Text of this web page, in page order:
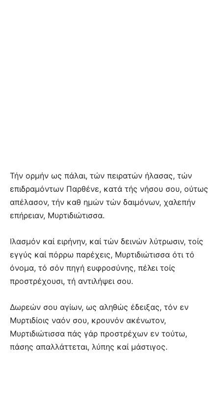
Τήν ορμήν ως πάλαι, τών πειρατών ήλασας, τών
επιδραμόντων Παρθένε, κατά τής νήσου σου, ούτως
απέλασον, τήν καθ ημών τών δαιμόνων, χαλεπήν
επήρειαν, Μυρτιδιώτισσα.
Ιλασμόν καί ειρήνην, καί τών δεινών λύτρωσιν, τοίς
εγγύς καί πόρρω παρέχεις, Μυρτιδιώτισσα ότι τό
όνομα, τό σόν πηγή ευφροσύνης, πέλει τοίς
προστρέχουσι, τή αντιλήψει σου.
Δωρεών σου αγίων, ως αληθώς έδειξας, τόν εν
Μυρτιδίοις ναόν σου, κρουνόν ακένωτον,
Μυρτιδιώτισσα πάς γάρ προστρέχων εν τούτω,
πάσης απαλλάττεται, λύπης καί μάστιγος.